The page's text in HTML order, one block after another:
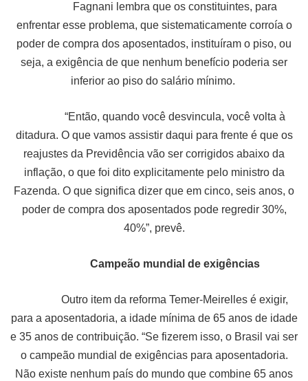
Fagnani lembra que os constituintes, para
enfrentar esse problema, que sistematicamente corroía o
poder de compra dos aposentados, instituíram o piso, ou
seja, a exigência de que nenhum benefício poderia ser
inferior ao piso do salário mínimo.
“Então, quando você desvincula, você volta à
ditadura. O que vamos assistir daqui para frente é que os
reajustes da Previdência vão ser corrigidos abaixo da
inflação, o que foi dito explicitamente pelo ministro da
Fazenda. O que significa dizer que em cinco, seis anos, o
poder de compra dos aposentados pode regredir 30%,
40%”, prevê.
Campeão mundial de exigências
Outro item da reforma Temer-Meirelles é exigir,
para a aposentadoria, a idade mínima de 65 anos de idade
e 35 anos de contribuição. “Se fizerem isso, o Brasil vai ser
o campeão mundial de exigências para aposentadoria.
Não existe nenhum país do mundo que combine 65 anos